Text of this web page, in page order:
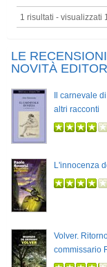
1 risultati - visualizzati
LE
NOVITÀ
Il carnevale
altri racconti
L'innocenza
Volver.
commissario